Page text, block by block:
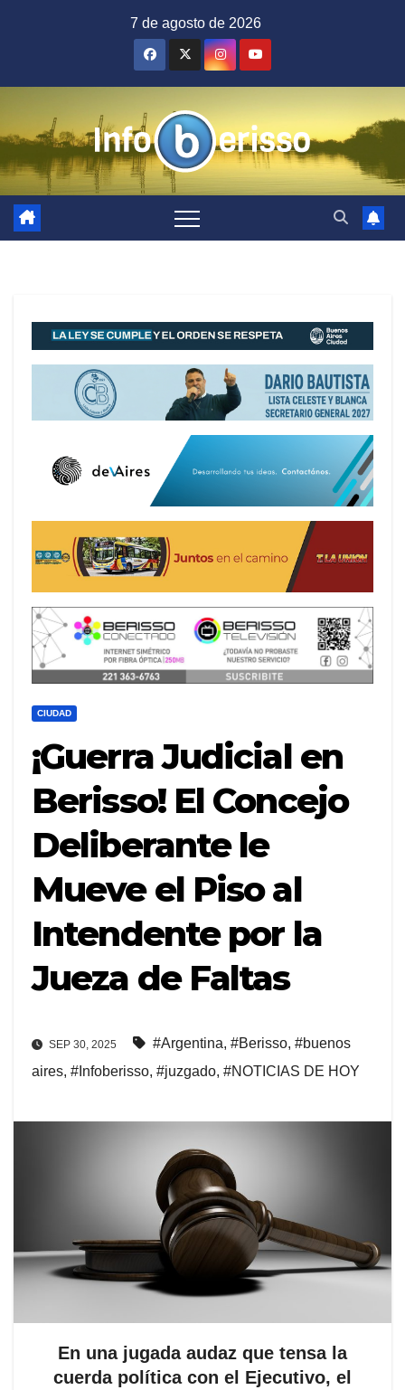
7 de agosto de 2026
CIUDAD
¡Guerra Judicial en
Berisso! El Concejo
Deliberante le
Mueve el Piso al
Intendente por la
Jueza de Faltas
SEP 30, 2025 #Argentina, #Berisso, #buenos
aires, #Infoberisso, #juzgado, #NOTICIAS DE HOY
En una jugada audaz que tensa la
cuerda política con el Ejecutivo, el